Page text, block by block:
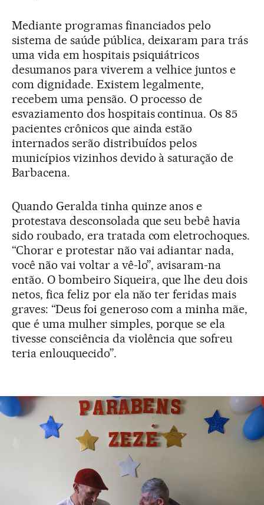
Mediante programas financiados pelo
sistema de saúde pública, deixaram para trás
uma vida em hospitais psiquiátricos
desumanos para viverem a velhice juntos e
com dignidade. Existem legalmente,
recebem uma pensão. O processo de
esvaziamento dos hospitais continua. Os 85
pacientes crônicos que ainda estão
internados serão distribuídos pelos
municípios vizinhos devido à saturação de
Barbacena.
Quando Geralda tinha quinze anos e
protestava desconsolada que seu bebê havia
sido roubado, era tratada com eletrochoques.
“Chorar e protestar não vai adiantar nada,
você não vai voltar a vê-lo”, avisaram-na
então. O bombeiro Siqueira, que lhe deu dois
netos, fica feliz por ela não ter feridas mais
graves: “Deus foi generoso com a minha mãe,
que é uma mulher simples, porque se ela
tivesse consciência da violência que sofreu
teria enlouquecido”.